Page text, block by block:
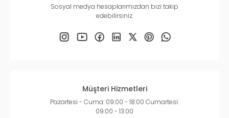
Sosyal medya hesaplarımızdan bizi takip
edebilirsiniz.
Müşteri Hizmetleri
Pazartesi - Cuma: 09:00 - 18:00 Cumartesi:
09:00 - 13:00